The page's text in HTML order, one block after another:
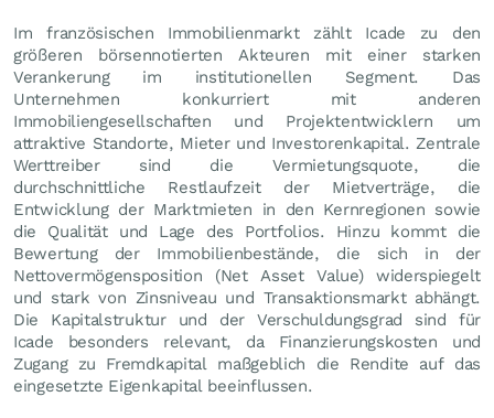
Im französischen Immobilienmarkt zählt Icade zu den
größeren börsennotierten Akteuren mit einer starken
Verankerung im institutionellen Segment. Das
Unternehmen konkurriert mit anderen
Immobiliengesellschaften und Projektentwicklern um
attraktive Standorte, Mieter und Investorenkapital. Zentrale
Werttreiber sind die Vermietungsquote, die
durchschnittliche Restlaufzeit der Mietverträge, die
Entwicklung der Marktmieten in den Kernregionen sowie
die Qualität und Lage des Portfolios. Hinzu kommt die
Bewertung der Immobilienbestände, die sich in der
Nettovermögensposition (Net Asset Value) widerspiegelt
und stark von Zinsniveau und Transaktionsmarkt abhängt.
Die Kapitalstruktur und der Verschuldungsgrad sind für
Icade besonders relevant, da Finanzierungskosten und
Zugang zu Fremdkapital maßgeblich die Rendite auf das
eingesetzte Eigenkapital beeinflussen.